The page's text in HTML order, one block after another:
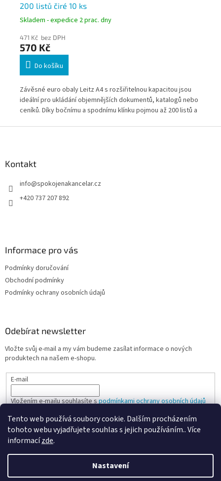
Tento web používá soubory cookie. Dalším procházením
tohoto webu vyjadřujete souhlas s jejich používáním.. Více
informacízde.
Nastavení
200 listů čiré 10 ks
Skladem - expedice 2 prac. dny
471 Kč bez DPH
570 Kč
Do košíku
Závěsné euro obaly Leitz A4 s rozšiřitelnou kapacitou jsou
ideální pro ukládání objemnějších dokumentů, katalogů nebo
ceníků. Díky bočnímu a spodnímu klínku pojmou až 200 listů a
Kontakt
info@spokojenakancelar.cz
+420 737 207 892
Informace pro vás
Podmínky doručování
Obchodní podmínky
Podmínky ochrany osobních údajů
Odebírat newsletter
Vložte svůj e-mail a my vám budeme zasílat informace o nových
produktech na našem e-shopu.
E-mail
Vložením e-mailu souhlasíte spodmínkami ochrany osobních údajů
PŘIHLÁSIT SE
Vytvořil Shoptet